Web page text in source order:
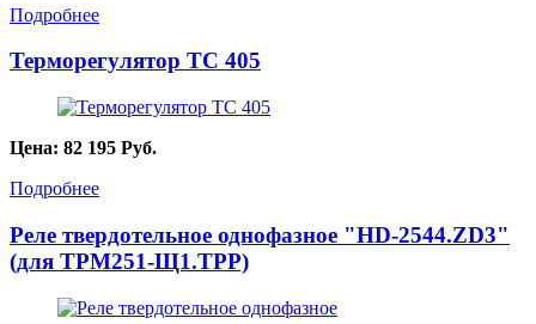
Подробнее
Терморегулятор ТС 405
Цена: 82 195 Руб.
Подробнее
Реле твердотельное однофазное "HD-2544.ZD3"
(для ТРМ251-Щ1.ТРР)